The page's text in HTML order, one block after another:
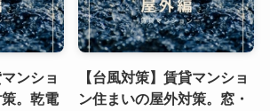
ンショ
。乾電
【台風対策】賃貸マンショ
ン住まいの屋外対策。窓・